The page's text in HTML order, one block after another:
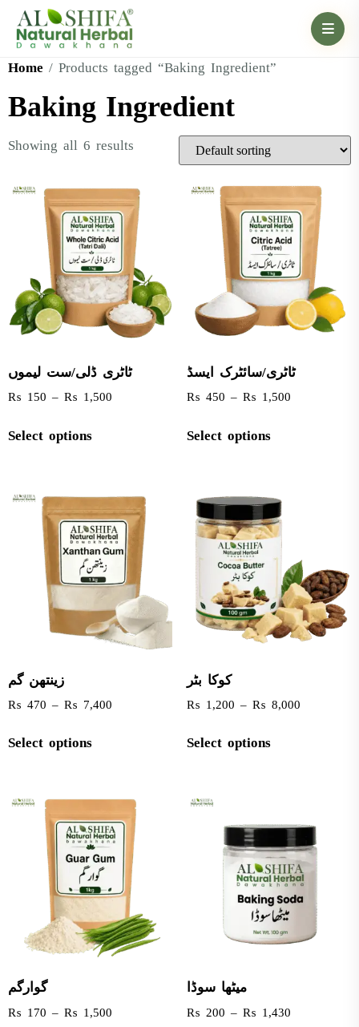
Home / Products tagged “Baking Ingredient”
Baking Ingredient
Showing all 6 results
ٹاٹری ڈلی/ست لیموں
₨ 150 – ₨ 1,500
Select options
ٹاٹری/سائٹرک ایسڈ
₨ 450 – ₨ 1,500
Select options
زینتھن گم
₨ 470 – ₨ 7,400
Select options
کوکا بٹر
₨ 1,200 – ₨ 8,000
Select options
گوارگم
₨ 170 – ₨ 1,500
میٹھا سوڈا
₨ 200 – ₨ 1,430